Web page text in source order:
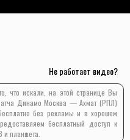
Не работает видео?
что искали, на этой странице Вы
Динамо Москва — Ахмат (РПЛ)
без рекламы и в хорошем
бесплатный доступ к
планшета.